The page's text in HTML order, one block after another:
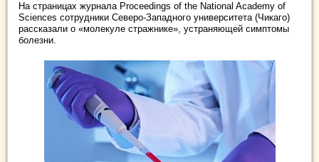
На страницах журнала Proceedings of the National Academy of
Sciences сотрудники Северо-Западного университета (Чикаго)
рассказали о «молекуле стражнике», устраняющей симптомы
болезни.